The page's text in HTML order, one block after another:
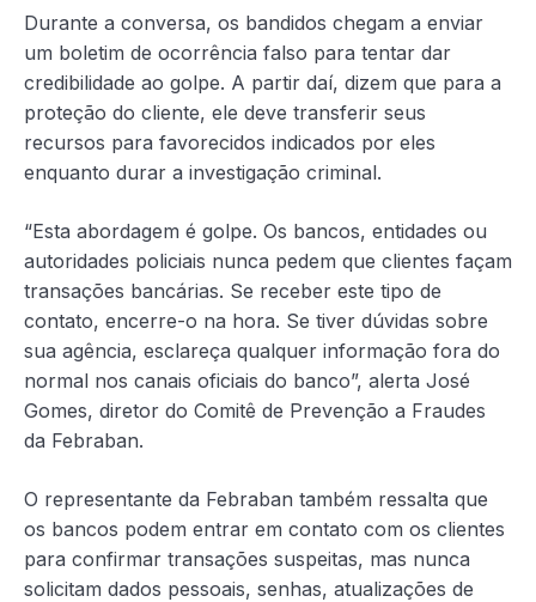
Durante a conversa, os bandidos chegam a enviar
um boletim de ocorrência falso para tentar dar
credibilidade ao golpe. A partir daí, dizem que para a
proteção do cliente, ele deve transferir seus
recursos para favorecidos indicados por eles
enquanto durar a investigação criminal.
“Esta abordagem é golpe. Os bancos, entidades ou
autoridades policiais nunca pedem que clientes façam
transações bancárias. Se receber este tipo de
contato, encerre-o na hora. Se tiver dúvidas sobre
sua agência, esclareça qualquer informação fora do
normal nos canais oficiais do banco”, alerta José
Gomes, diretor do Comitê de Prevenção a Fraudes
da Febraban.
O representante da Febraban também ressalta que
os bancos podem entrar em contato com os clientes
para confirmar transações suspeitas, mas nunca
solicitam dados pessoais, senhas, atualizações de